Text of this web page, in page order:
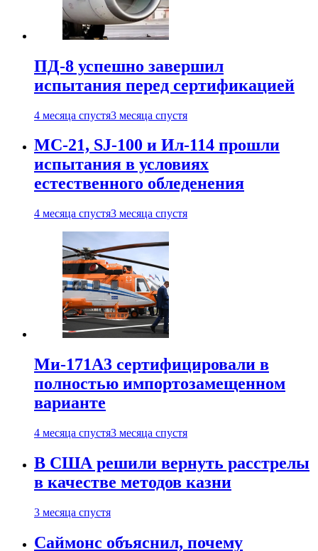
ПД-8 успешно завершил
испытания перед сертификацией
4 месяца спустя3 месяца спустя
МС-21, SJ-100 и Ил-114 прошли
испытания в условиях
естественного обледенения
4 месяца спустя3 месяца спустя
Ми-171А3 сертифицировали в
полностью импортозамещенном
варианте
4 месяца спустя3 месяца спустя
В США решили вернуть расстрелы
в качестве методов казни
3 месяца спустя
Саймонс объяснил, почему